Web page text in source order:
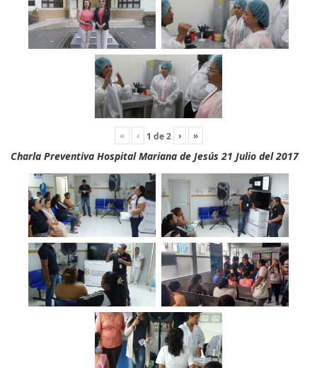
« ‹ 1 de2 › »
Charla Preventiva Hospital Mariana de Jesús 21 Julio del 2017